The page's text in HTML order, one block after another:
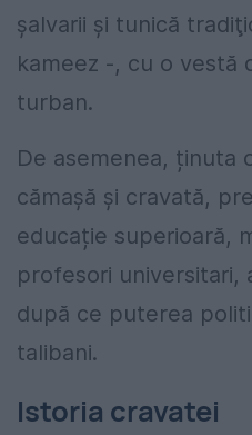
şalvarii şi tunică
kameez -, cu o vestă
turban.
De asemenea, ținuta
cămașă și cravată,
educație superioară,
profesori universitari,
după ce puterea
talibani.
Istoria cravatei